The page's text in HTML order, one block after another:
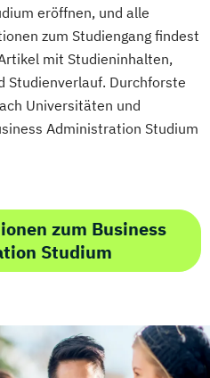
eröffnen, und alle
zum Studiengang findest
mit Studieninhalten,
Studienverlauf. Durchforste
Universitäten und
Administration Studium
zum Business
Studium